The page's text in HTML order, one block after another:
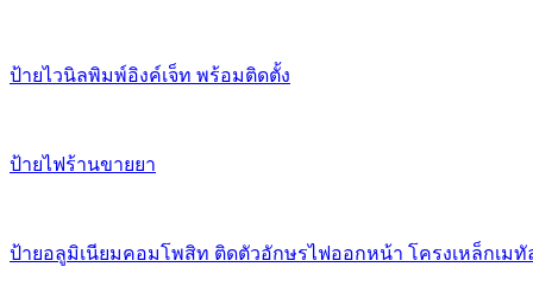
ป้ายไวนิลพิมพ์อิงค์เจ็ท พร้อมติดตั้ง
ป้ายไฟร้านขายยา
ป้ายอลูมิเนียมคอมโพสิท ติดตัวอักษรไฟออกหน้า โครงเหล็กเม